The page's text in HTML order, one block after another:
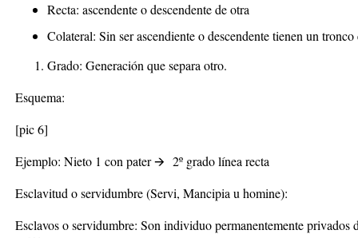
Recta: ascendente o descendente de otra
Colateral: Sin ser ascendiente o descendente tienen un
Grado: Generación que separa otro.
Esquema:
[pic 6]
Ejemplo: Nieto 1 con pater🡪 2º grado línea recta
Esclavitud o servidumbre (Servi, Mancipia u homine):
Esclavos o servidumbre: Son individuo permanentemente